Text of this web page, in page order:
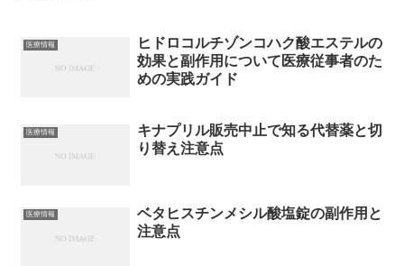
医療情報
ヒドロコルチゾンコハク酸エステルの
効果と副作用について医療従事者のた
めの実践ガイド
医療情報
キナプリル販売中止で知る代替薬と切
り替え注意点
医療情報
ベタヒスチンメシル酸塩錠の副作用と
注意点